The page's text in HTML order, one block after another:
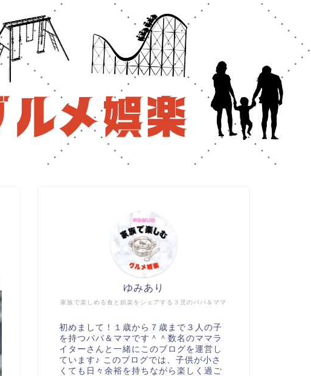
家族で楽しめる食と娯楽をシェアする３児のパパ＆ママ
ゆみあり
初めまして！１歳から７歳まで３人の子
を持つパパ＆ママです＾＾数名のママラ
イターさんと一緒にこのブログを運営し
ています♪ このブログでは、子供が小さ
くても日々余裕を持ちながら楽しく過ご